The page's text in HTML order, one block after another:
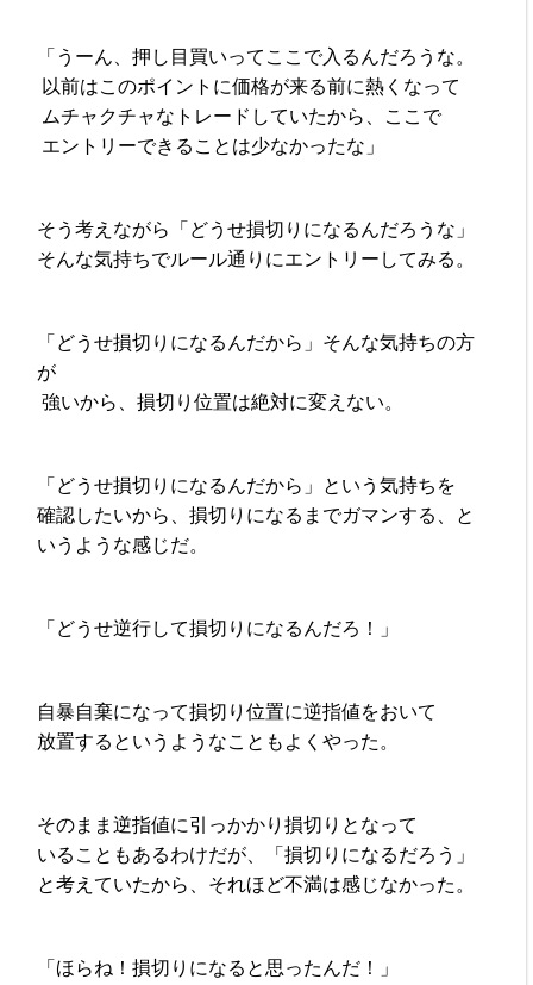
「うーん、押し目買いってここで入るんだろうな。
以前はこのポイントに価格が来る前に熱くなって
ムチャクチャなトレードしていたから、ここで
エントリーできることは少なかったな」
そう考えながら「どうせ損切りになるんだろうな」
そんな気持ちでルール通りにエントリーしてみる。
「どうせ損切りになるんだから」そんな気持ちの方
が
強いから、損切り位置は絶対に変えない。
「どうせ損切りになるんだから」という気持ちを
確認したいから、損切りになるまでガマンする、と
いうような感じだ。
「どうせ逆行して損切りになるんだろ！」
自暴自棄になって損切り位置に逆指値をおいて
放置するというようなこともよくやった。
そのまま逆指値に引っかかり損切りとなって
いることもあるわけだが、「損切りになるだろう」
と考えていたから、それほど不満は感じなかった。
「ほらね！損切りになると思ったんだ！」